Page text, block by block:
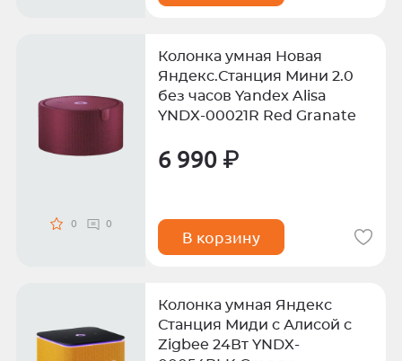
0 0
Колонка умная Новая
Яндекс.Станция Мини 2.0
без часов Yandex Alisa
YNDX-00021R Red Granate
6 990 ₽
В корзину
Колонка умная Яндекс
Станция Миди с Алисой с
Zigbee 24Вт YNDX-